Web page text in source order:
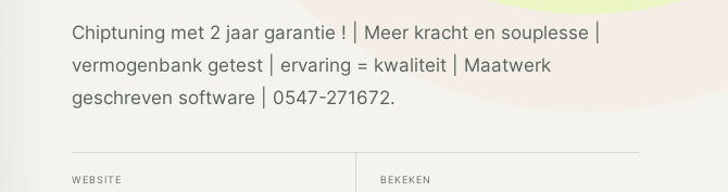
Chiptuning met 2 jaar garantie ! | Meer kracht en souplesse |
vermogenbank getest | ervaring = kwaliteit | Maatwerk
geschreven software | 0547-271672.
WEBSITE BEKEKEN